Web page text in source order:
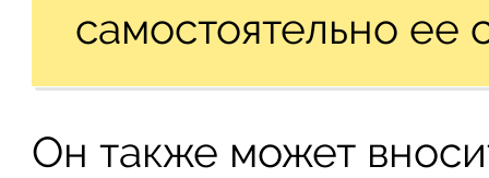
самостоятельно ее
Он также может